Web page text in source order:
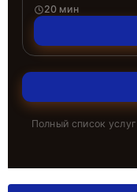
20 мин
Полный список